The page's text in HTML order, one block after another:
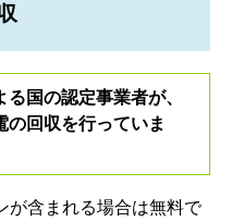
収
国の認定事業者が、
の回収を行っていま
含まれる場合は無料で